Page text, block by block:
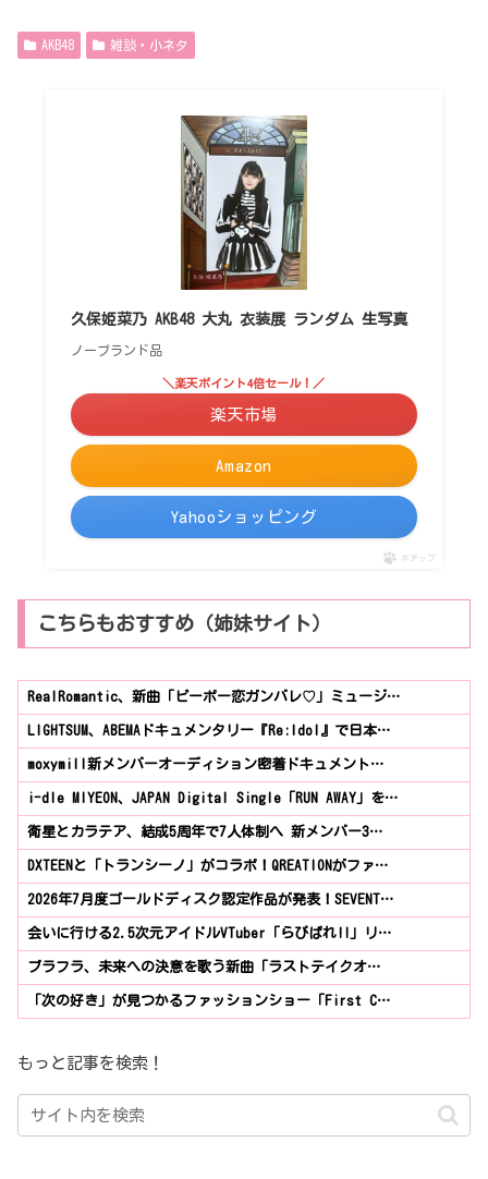
AKB48 雑談・小ネタ
久保姫菜乃 AKB48 大丸 衣装展 ランダム 生写真
ノーブランド品
Amazon
＼楽天ポイント4倍セール！／
楽天市場
Yahooショッピング
ポチップ
こちらもおすすめ（姉妹サイト）
RealRomantic、新曲「ピーポー恋ガンバレ♡」ミュージ…
LIGHTSUM、ABEMAドキュメンタリー『Re:Idol』で日本…
moxymill新メンバーオーディション密着ドキュメント…
i-dle MIYEON、JAPAN Digital Single「RUN AWAY」を…
衛星とカラテア、結成5周年で7人体制へ 新メンバー3…
DXTEENと「トランシーノ」がコラボ！QREATIONがファ…
2026年7月度ゴールドディスク認定作品が発表！SEVENT…
会いに行ける2.5次元アイドルVTuber「らびぱれ!!」リ…
ブラフラ、未来への決意を歌う新曲「ラストテイクオ…
「次の好き」が見つかるファッションショー「First C…
もっと記事を検索！